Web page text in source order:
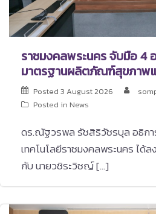
ราชมงคลพระนคร จับมือ 4
มาตรฐานผลิตภัณฑ์สุขภาพ
Posted 3 August 2026
Posted in News
ดร.ณัฐวรพล รัชสิริวัชรบุล อธิกา
เทคโนโลยีราชมงคลพระนคร ได้ล
กับ นายวชิระวิชญ์ […]